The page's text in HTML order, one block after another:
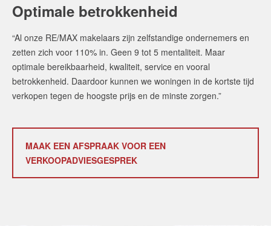
Optimale betrokkenheid
“Al onze RE/MAX makelaars zijn zelfstandige ondernemers en
zetten zich voor 110% in. Geen 9 tot 5 mentaliteit. Maar
optimale bereikbaarheid, kwaliteit, service en vooral
betrokkenheid. Daardoor kunnen we woningen in de kortste tijd
verkopen tegen de hoogste prijs en de minste zorgen.”
MAAK EEN AFSPRAAK VOOR EEN
VERKOOPADVIESGESPREK